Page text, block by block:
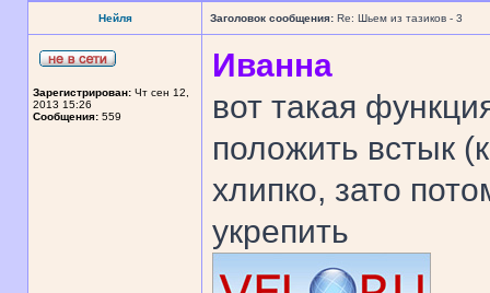
Нейля Заголовок сообщения: Re: Шьем из тазиков - 3
Зарегистрирован: Чт сен 12,
2013 15:26
Сообщения: 559
Иванна
вот такая
положить встык
хлипко, зато
укрепить